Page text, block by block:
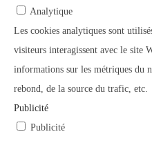
Analytique
Les cookies analytiques sont
visiteurs interagissent avec le site
informations sur les métriques du
rebond, de la source du trafic, etc.
Publicité
Publicité